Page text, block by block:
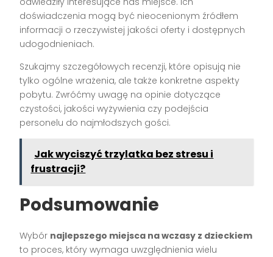
doświadczenia mogą być nieocenionym źródłem
informacji o rzeczywistej jakości oferty i dostępnych
udogodnieniach.
Szukajmy szczegółowych recenzji, które opisują nie
tylko ogólne wrażenia, ale także konkretne aspekty
pobytu. Zwróćmy uwagę na opinie dotyczące
czystości, jakości wyżywienia czy podejścia
personelu do najmłodszych gości.
Jak wyciszyć trzylatka bez stresu i
frustracji?
Podsumowanie
Wybór najlepszego miejsca na wczasy z dzieckiem
to proces, który wymaga uwzględnienia wielu